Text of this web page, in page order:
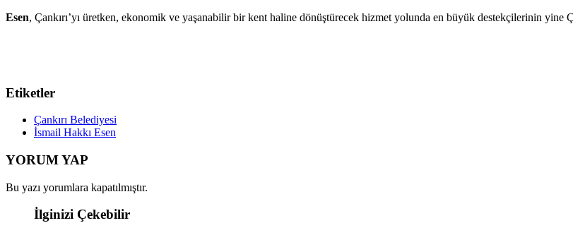
Esen, Çankırı’yı üretken, ekonomik ve yaşanabilir bir kent haline dönüştürecek hizmet yolunda en büyük destekçilerinin yine
Etiketler
Çankırı Belediyesi
İsmail Hakkı Esen
YORUM YAP
Bu yazı yorumlara kapatılmıştır.
İlginizi Çekebilir